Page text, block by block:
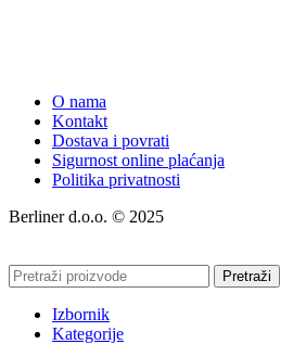
O nama
Kontakt
Dostava i povrati
Sigurnost online plaćanja
Politika privatnosti
Berliner d.o.o. © 2025
Pretraži
Izbornik
Kategorije